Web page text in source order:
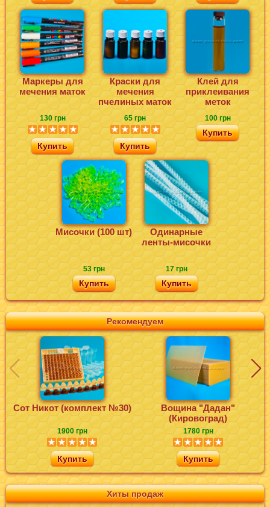
Хиты продаж
Рекомендуем
Сот Никот (комплект №30)
1900 грн
Купить
Вощина "Дадан"
(Кировоград)
1780 грн
Купить
Маркеры для
мечения маток
130 грн
Купить
Краски для
мечения
пчелиных маток
65 грн
Купить
Клей для
приклеивания
меток
100 грн
Купить
Мисочки (100 шт)
53 грн
Купить
Одинарные
ленты-мисочки
17 грн
Купить